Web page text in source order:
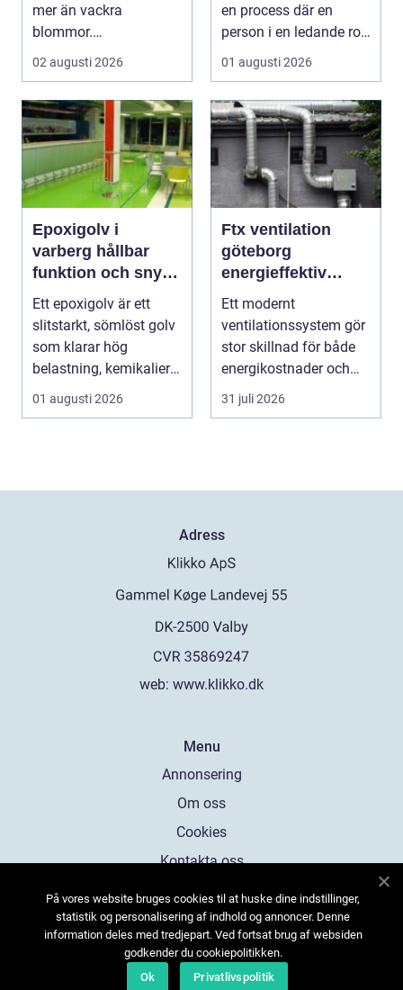
mer än vackra
blommor.
trädgårdsdesign
förenar funktion, form
och ...
02 augusti 2026
en process där en
person i en ledande roll
01 augusti 2026
Epoxigolv i
varberg hållbar
funktion och snygg
design i samma
lösning
Ett epoxigolv är ett
slitstarkt, sömlöst golv
som klarar hög
belastning, kemikalier
och väta utan at...
01 augusti 2026
Ftx ventilation
göteborg
energieffektiv
lösning för ett
bättre
inomhusklimat
Ett modernt
ventilationssystem gör
stor skillnad för både
energikostnader och
välmående. I en stad
s...
31 juli 2026
Adress
web: www.klikko.dk
Menu
Annonsering
Om oss
Cookies
Kontakta oss
Sitemap
På vores website bruges cookies til at huske dine indstillinger,
statistik og personalisering af indhold og annoncer. Denne
information deles med tredjepart. Ved fortsat brug af websiden
godkender du cookiepolitikken.
Ok
Privatlivspolitik